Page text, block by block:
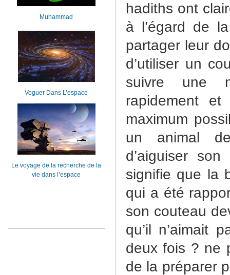
hadiths ont
à l’égard de
partager leur
d’utiliser un
suivre une
rapidement
maximum
un animal
d’aiguiser
signifie que la
qui a été
son couteau
qu’il n’aimait
deux fois ? ne
de la préparer
Muhammad
Voguer Dans L’espace
Le voyage de la recherche de la
vie dans l’espace